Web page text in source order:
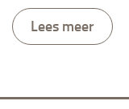
Lees meer